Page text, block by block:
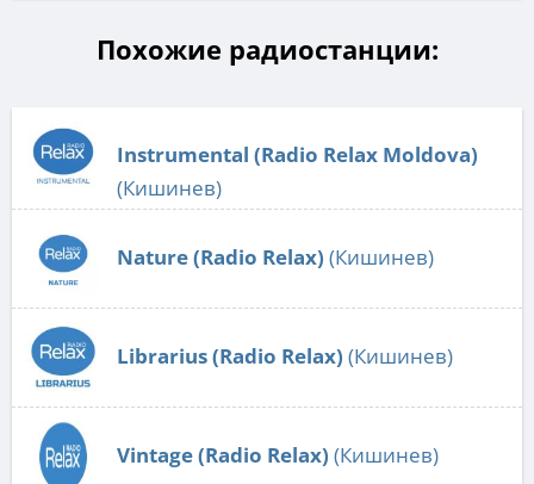
Похожие радиостанции:
Instrumental (Radio Relax Moldova)
(Кишинев)
Nature (Radio Relax) (Кишинев)
Librarius (Radio Relax) (Кишинев)
Vintage (Radio Relax) (Кишинев)